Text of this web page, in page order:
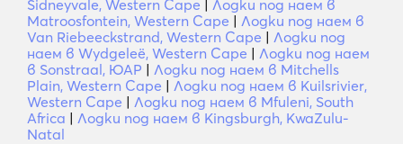
Sidneyvale, Western Cape | Лодки под наем в
Matroosfontein, Western Cape | Лодки под наем в
Van Riebeeckstrand, Western Cape | Лодки под
наем в Wydgeleë, Western Cape | Лодки под наем
в Sonstraal, ЮАР | Лодки под наем в Mitchells
Plain, Western Cape | Лодки под наем в Kuilsrivier,
Western Cape | Лодки под наем в Mfuleni, South
Africa | Лодки под наем в Kingsburgh, KwaZulu-
Natal